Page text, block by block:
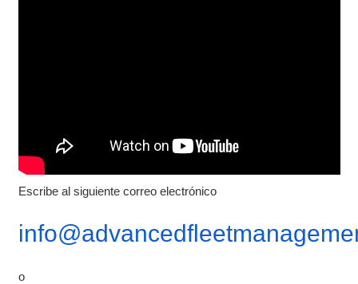
Escribe al siguiente correo electrónico
o